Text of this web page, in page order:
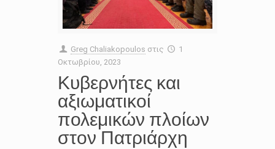
Greg Chaliakopoulos στις
1
Οκτωβρίου, 2023
Κυβερνήτες και
αξιωματικοί
πολεμικών πλοίων
στον Πατριάρχη